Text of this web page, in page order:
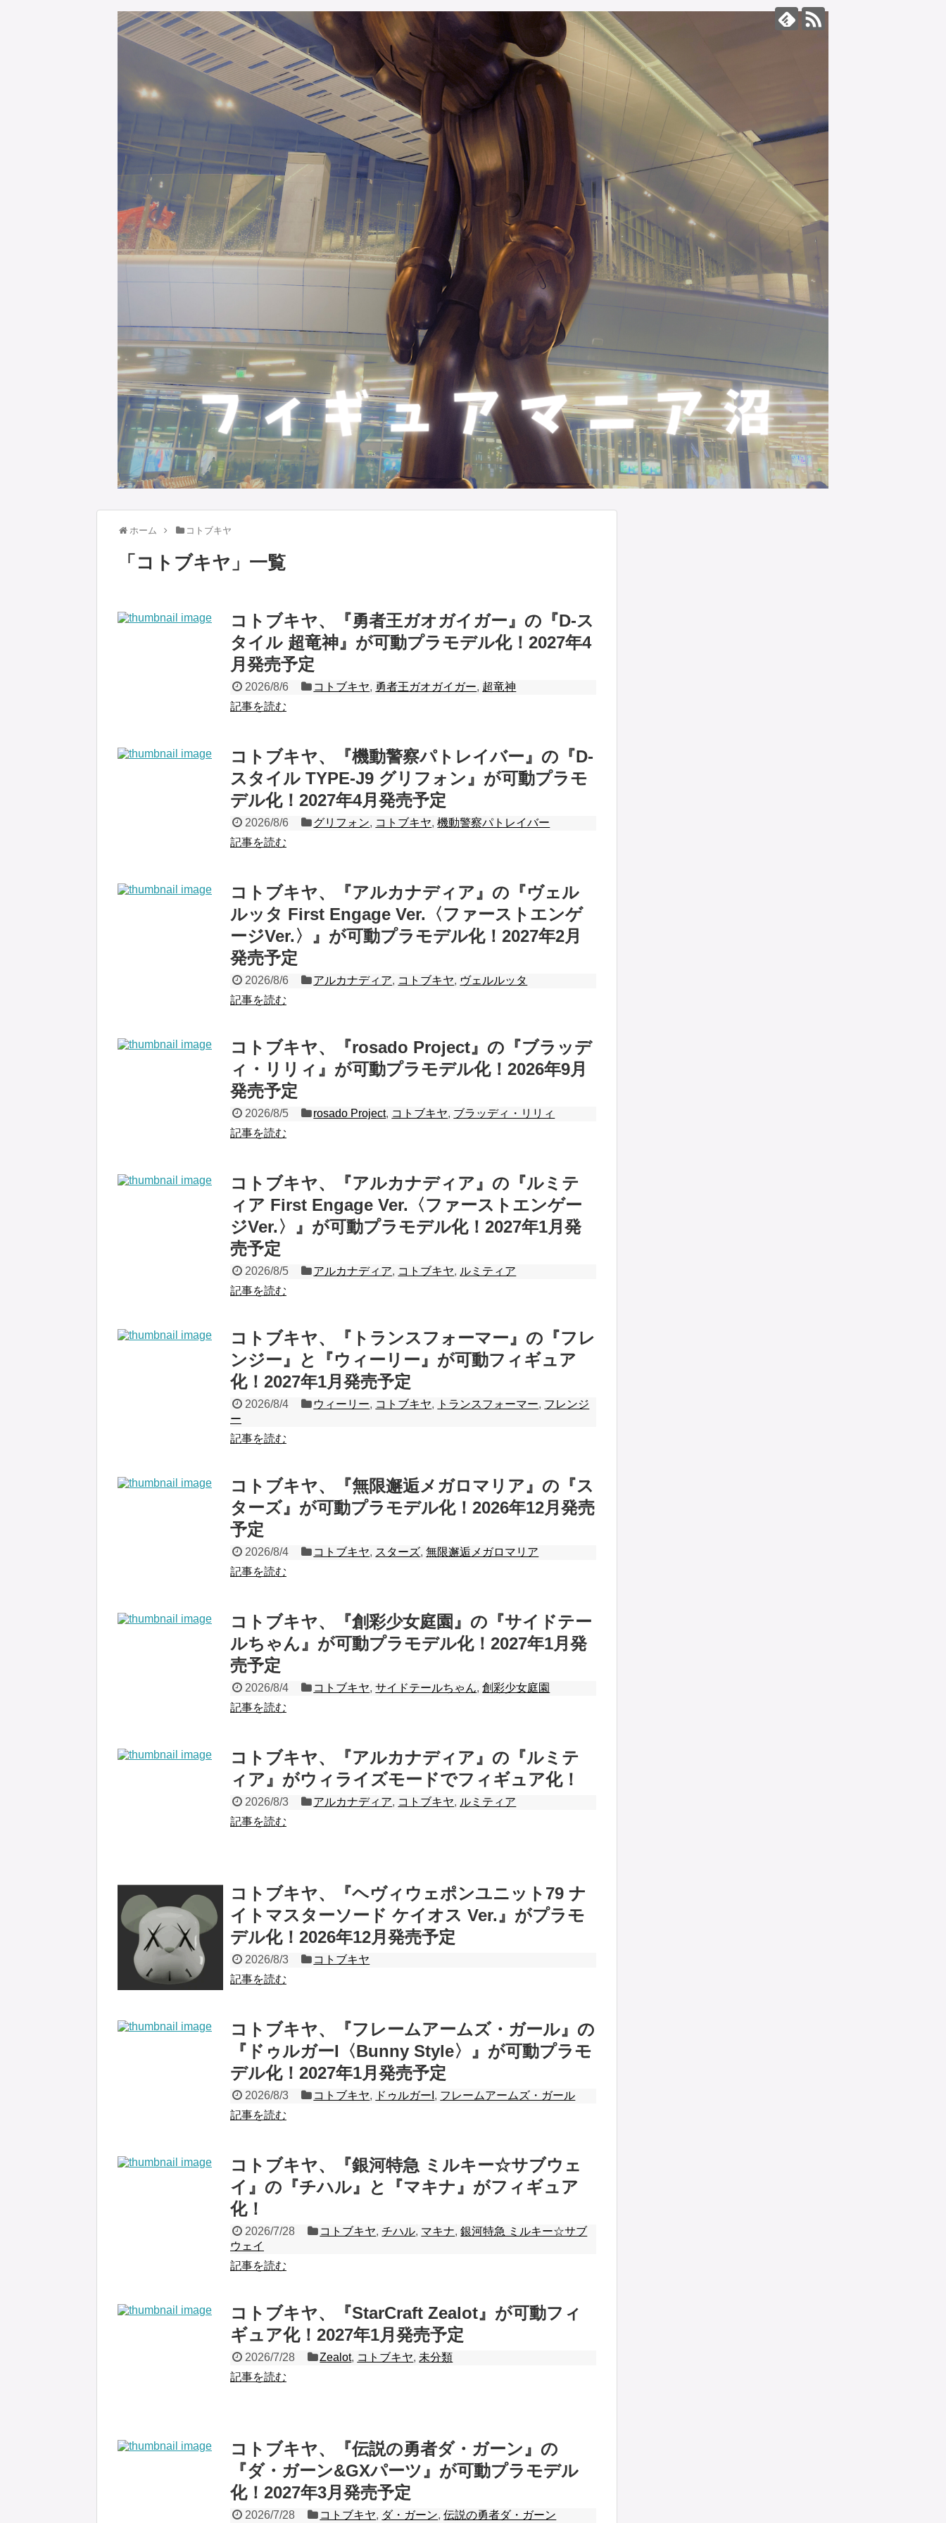
ホーム コトブキヤ
「 コトブキヤ 」 一覧
コトブキヤ、『勇者王ガオガイガー』の『D-ス
タイル 超竜神』が可動プラモデル化！2027年4
月発売予定
2026/8/6 コトブキヤ, 勇者王ガオガイガー, 超竜神
記事を読む
コトブキヤ、『機動警察パトレイバー』の『D-
スタイル TYPE-J9 グリフォン』が可動プラモ
デル化！2027年4月発売予定
2026/8/6 グリフォン, コトブキヤ,機動警察パトレイバー
記事を読む
コトブキヤ、『アルカナディア』の『ヴェル
ルッタ First Engage Ver.〈ファーストエンゲ
ージVer.〉』が可動プラモデル化！2027年2月
発売予定
2026/8/6 アルカナディア, コトブキヤ, ヴェルルッタ
記事を読む
コトブキヤ、『rosado Project』の『ブラッデ
ィ・リリィ』が可動プラモデル化！2026年9月
発売予定
2026/8/5 rosado Project, コトブキヤ, ブラッディ・リリィ
記事を読む
コトブキヤ、『アルカナディア』の『ルミテ
ィア First Engage Ver.〈ファーストエンゲー
ジVer.〉』が可動プラモデル化！2027年1月発
売予定
2026/8/5 アルカナディア, コトブキヤ, ルミティア
記事を読む
コトブキヤ、『トランスフォーマー』の『フレ
ンジー』と『ウィーリー』が可動フィギュア
化！2027年1月発売予定
2026/8/4 ウィーリー, コトブキヤ, トランスフォーマー, フレンジ
ー
記事を読む
コトブキヤ、『無限邂逅メガロマリア』の『ス
ターズ』が可動プラモデル化！2026年12月発売
予定
2026/8/4 コトブキヤ, スターズ,無限邂逅メガロマリア
記事を読む
コトブキヤ、『創彩少女庭園』の『サイドテー
ルちゃん』が可動プラモデル化！2027年1月発
売予定
2026/8/4 コトブキヤ,サイドテールちゃん,創彩少女庭園
記事を読む
コトブキヤ、『アルカナディア』の『ルミテ
ィア』がウィライズモードでフィギュア化！
2026/8/3 アルカナディア, コトブキヤ, ルミティア
記事を読む
コトブキヤ、『ヘヴィウェポンユニット79 ナ
イトマスターソード ケイオス Ver.』がプラモ
デル化！2026年12月発売予定
2026/8/3
コトブキヤ
記事を読む
コトブキヤ、『フレームアームズ・ガール』の
『ドゥルガーI〈Bunny Style〉』が可動プラモ
デル化！2027年1月発売予定
2026/8/3 コトブキヤ, ドゥルガーI , フレームアームズ・ガール
記事を読む
コトブキヤ、『銀河特急 ミルキー☆サブウェ
イ』の『チハル』と『マキナ』がフィギュア
化！
2026/7/28 コトブキヤ,チハル, マキナ,銀河特急 ミルキー☆サブ
ウェイ
記事を読む
コトブキヤ、『StarCraft Zealot』が可動フィ
ギュア化！2027年1月発売予定
2026/7/28 Zealot, コトブキヤ, 未分類
記事を読む
コトブキヤ、『伝説の勇者ダ・ガーン』の
『ダ・ガーン&GXパーツ』が可動プラモデル
化！2027年3月発売予定
2026/7/28 コトブキヤ, ダ・ガーン,伝説の勇者ダ・ガーン